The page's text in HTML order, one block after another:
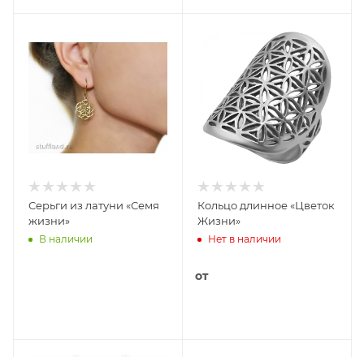
Серьги из латуни «Семя
жизни»
В наличии
Кольцо длинное «Цветок
Жизни»
Нет в наличии
от